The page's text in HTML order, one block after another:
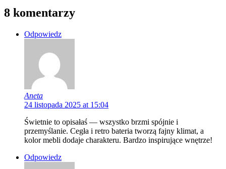
8 komentarzy
Odpowiedz
Aneta
24 listopada 2025 at 15:04
Świetnie to opisałaś — wszystko brzmi spójnie i
przemyślanie. Cegła i retro bateria tworzą fajny klimat, a
kolor mebli dodaje charakteru. Bardzo inspirujące wnętrze!
Odpowiedz